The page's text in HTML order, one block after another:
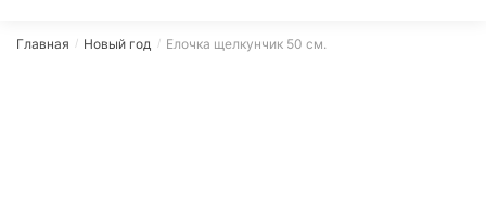
Главная / Новый год / Елочка щелкунчик 50 см.